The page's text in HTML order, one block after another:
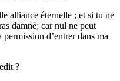
alliance éternelle ; et si tu ne
damné; car nul ne peut
d’entrer dans ma
?